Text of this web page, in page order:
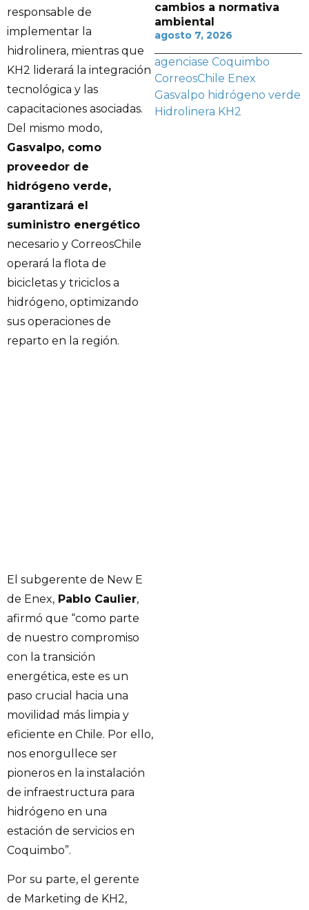
responsable de
implementar la
hidrolinera, mientras que
KH2 liderará la integración
tecnológica y las
capacitaciones asociadas.
Del mismo modo,
Gasvalpo, como
proveedor de
hidrógeno verde,
garantizará el
suministro energético
necesario y CorreosChile
operará la flota de
bicicletas y triciclos a
hidrógeno, optimizando
sus operaciones de
reparto en la región.
El subgerente de New E
de Enex, Pablo Caulier,
afirmó que “como parte
de nuestro compromiso
con la transición
energética, este es un
paso crucial hacia una
movilidad más limpia y
eficiente en Chile. Por ello,
nos enorgullece ser
pioneros en la instalación
de infraestructura para
hidrógeno en una
estación de servicios en
Coquimbo”.
Por su parte, el gerente
de Marketing de KH2,
cambios a normativa
ambiental
agosto 7, 2026
agenciase Coquimbo
CorreosChile Enex
Gasvalpo hidrógeno verde
Hidrolinera KH2